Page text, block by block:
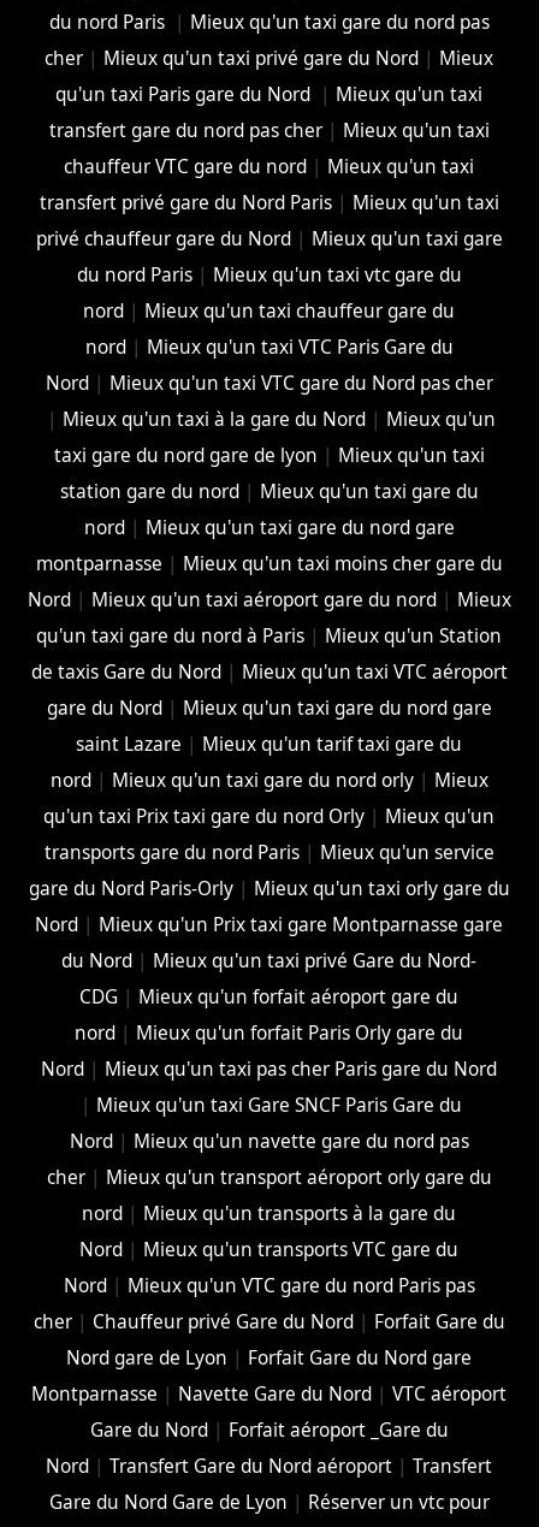
du nord Paris | Mieux qu'un taxi gare du nord pas
cher | Mieux qu'un taxi privé gare du Nord | Mieux
qu'un taxi Paris gare du Nord | Mieux qu'un taxi
transfert gare du nord pas cher| Mieux qu'un taxi
chauffeur VTC gare du nord | Mieux qu'un taxi
transfert privé gare du Nord Paris| Mieux qu'un taxi
privé chauffeur gare du Nord| Mieux qu'un taxi gare
du nord Paris| Mieux qu'un taxi vtc gare du
nord | Mieux qu'un taxi chauffeur gare du
nord| Mieux qu'un taxi VTC Paris Gare du
Nord| Mieux qu'un taxi VTC gare du Nord pas cher
| Mieux qu'un taxi à la gare du Nord | Mieux qu'un
taxi gare du nord gare de lyon | Mieux qu'un taxi
station gare du nord| Mieux qu'un taxi gare du
nord| Mieux qu'un taxi gare du nord gare
montparnasse | Mieux qu'un taxi moins cher gare du
Nord| Mieux qu'un taxi aéroport gare du nord| Mieux
qu'un taxi gare du nord à Paris | Mieux qu'un Station
de taxis Gare du Nord| Mieux qu'un taxi VTC aéroport
gare du Nord| Mieux qu'un taxi gare du nord gare
saint Lazare | Mieux qu'un tarif taxi gare du
nord| Mieux qu'un taxi gare du nord orly| Mieux
qu'un taxi Prix taxi gare du nord Orly | Mieux qu'un
transports gare du nord Paris| Mieux qu'un service
gare du Nord Paris-Orly| Mieux qu'un taxi orly gare du
Nord | Mieux qu'un Prix taxi gare Montparnasse gare
du Nord | Mieux qu'un taxi privé Gare du Nord-
CDG | Mieux qu'un forfait aéroport gare du
nord | Mieux qu'un forfait Paris Orly gare du
Nord | Mieux qu'un taxi pas cher Paris gare du Nord
| Mieux qu'un taxi Gare SNCF Paris Gare du
Nord| Mieux qu'un navette gare du nord pas
cher| Mieux qu'un transport aéroport orly gare du
nord | Mieux qu'un transports à la gare du
Nord | Mieux qu'un transports VTC gare du
Nord| Mieux qu'un VTC gare du nord Paris pas
cher| Chauffeur privé Gare du Nord| Forfait Gare du
Nord gare de Lyon | Forfait Gare du Nord gare
Montparnasse | Navette Gare du Nord |VTC aéroport
Gare du Nord| Forfait aéroport _Gare du
Nord |Transfert Gare du Nord aéroport |Transfert
Gare du Nord Gare de Lyon | Réserver un vtc pour